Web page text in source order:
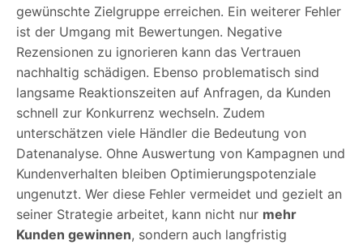
gewünschte Zielgruppe erreichen. Ein weiterer Fehler
ist der Umgang mit Bewertungen. Negative
Rezensionen zu ignorieren kann das Vertrauen
nachhaltig schädigen. Ebenso problematisch sind
langsame Reaktionszeiten auf Anfragen, da Kunden
schnell zur Konkurrenz wechseln. Zudem
unterschätzen viele Händler die Bedeutung von
Datenanalyse. Ohne Auswertung von Kampagnen und
Kundenverhalten bleiben Optimierungspotenziale
ungenutzt. Wer diese Fehler vermeidet und gezielt an
seiner Strategie arbeitet, kann nicht nur mehr
Kunden gewinnen, sondern auch langfristig